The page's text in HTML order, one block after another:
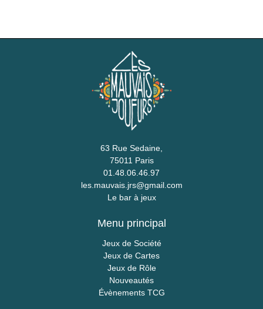
63 Rue Sedaine,
75011 Paris
01.48.06.46.97
les.mauvais.jrs@gmail.com
Le bar à jeux
Menu principal
Jeux de Société
Jeux de Cartes
Jeux de Rôle
Nouveautés
Évènements TCG